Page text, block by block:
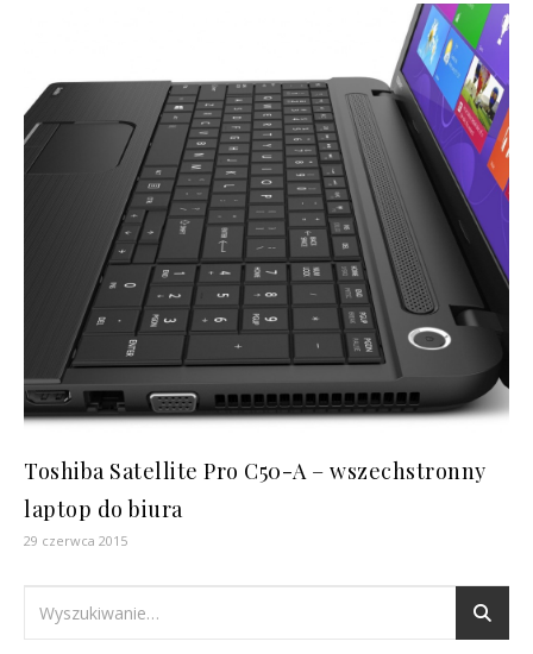
Toshiba Satellite Pro C50-A – wszechstronny
laptop do biura
29 czerwca 2015